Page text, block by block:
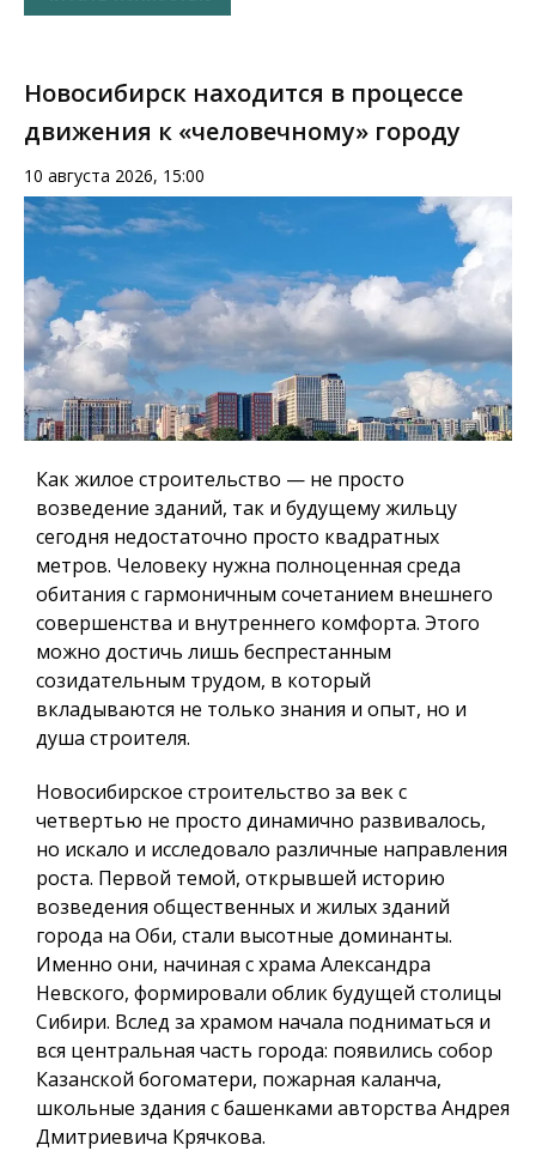
Новосибирск находится в процессе
движения к «человечному» городу
10 августа 2026, 15:00
Как жилое строительство — не просто
возведение зданий, так и будущему жильцу
сегодня недостаточно просто квадратных
метров. Человеку нужна полноценная среда
обитания с гармоничным сочетанием внешнего
совершенства и внутреннего комфорта. Этого
можно достичь лишь беспрестанным
созидательным трудом, в который
вкладываются не только знания и опыт, но и
душа строителя.
Новосибирское строительство за век с
четвертью не просто динамично развивалось,
но искало и исследовало различные направления
роста. Первой темой, открывшей историю
возведения общественных и жилых зданий
города на Оби, стали высотные доминанты.
Именно они, начиная с храма Александра
Невского, формировали облик будущей столицы
Сибири. Вслед за храмом начала подниматься и
вся центральная часть города: появились собор
Казанской богоматери, пожарная каланча,
школьные здания с башенками авторства Андрея
Дмитриевича Крячкова.